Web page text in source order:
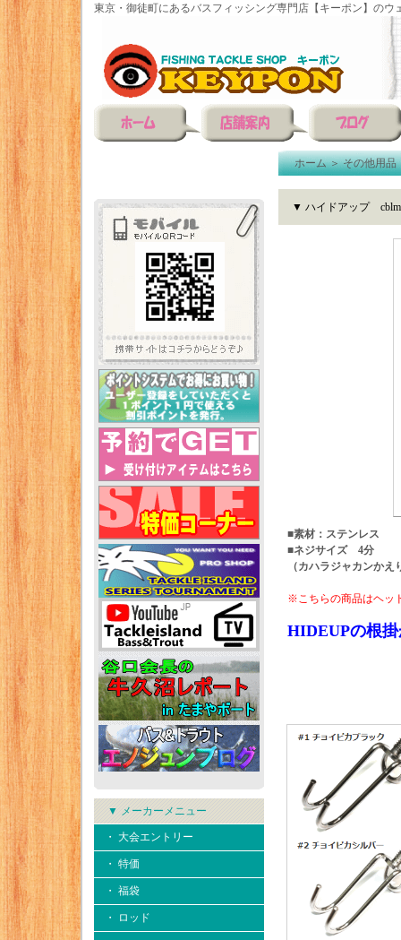
東京・御徒町にあるバスフィッシング専門店【キーポン】のウ
▼ メーカーメニュー
・ 大会エントリー
・ 特価
・ 福袋
・ ロッド
ホーム＞その他用品
▼ ハイドアップ cblm
■素材：ステンレス
■ネジサイズ 4分
（カハラジャカンか
※こちらの商品はヘッ
HIDEUPの根